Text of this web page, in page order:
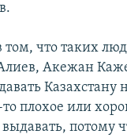
том, что таких
Акежан
Казахстану
плохое или
потому